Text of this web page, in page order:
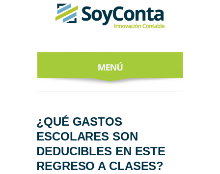
ACERCA DE
NUESTROS
EXPERTOS
TODO SOBRE
¿QUÉ GASTOS
ESCOLARES SON
DEDUCIBLES EN ESTE
REGRESO A CLASES?